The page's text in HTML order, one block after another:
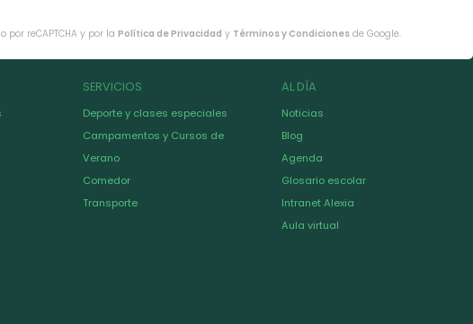
reCAPTCHA y por la Política de Privacidad y Términos y Condiciones de Google.
SERVICIOS
Deporte y clases especiales
Campamentos y Cursos de
Verano
Comedor
Transporte
AL DÍA
Noticias
Blog
Agenda
Glosario escolar
Intranet Alexia
Aula virtual